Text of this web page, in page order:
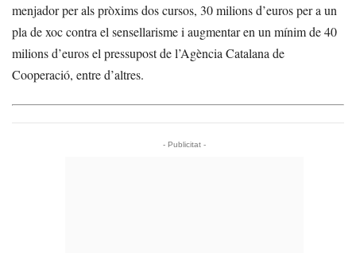
menjador per als pròxims dos cursos, 30 milions d’euros per a un
pla de xoc contra el sensellarisme i augmentar en un mínim de 40
milions d’euros el pressupost de l’Agència Catalana de
Cooperació, entre d’altres.
- Publicitat -